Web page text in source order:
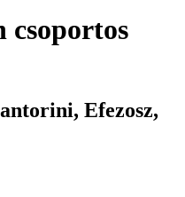
Efezosz,